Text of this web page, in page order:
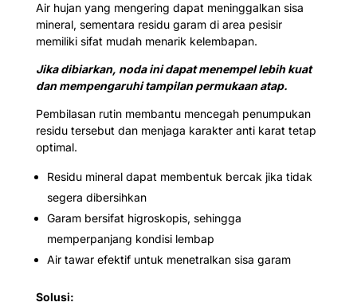
Air hujan yang mengering dapat meninggalkan sisa
mineral, sementara residu garam di area pesisir
memiliki sifat mudah menarik kelembapan.
Jika dibiarkan, noda ini dapat menempel lebih kuat
dan mempengaruhi tampilan permukaan atap.
Pembilasan rutin membantu mencegah penumpukan
residu tersebut dan menjaga karakter anti karat tetap
optimal.
Residu mineral dapat membentuk bercak jika tidak
segera dibersihkan
Garam bersifat higroskopis, sehingga
memperpanjang kondisi lembap
Air tawar efektif untuk menetralkan sisa garam
Solusi: